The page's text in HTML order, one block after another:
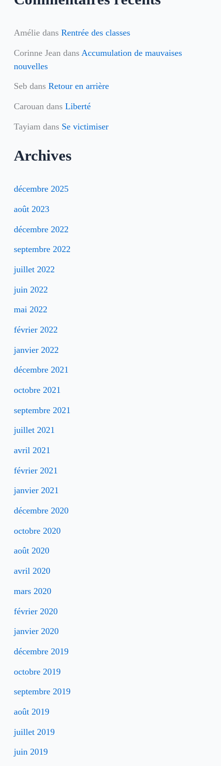
Amélie dansRentrée des classes
Corinne Jean dans Accumulation de mauvaises
nouvelles
Seb dansRetour en arrière
Carouan dansLiberté
Tayiam dans Se victimiser
Archives
décembre 2025
août 2023
décembre 2022
septembre 2022
juillet 2022
juin 2022
mai 2022
février 2022
janvier 2022
décembre 2021
octobre 2021
septembre 2021
juillet 2021
avril 2021
février 2021
janvier 2021
décembre 2020
octobre 2020
août 2020
avril 2020
mars 2020
février 2020
janvier 2020
décembre 2019
octobre 2019
septembre 2019
août 2019
juillet 2019
juin 2019